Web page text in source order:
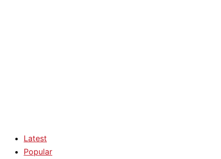
Latest
Popular